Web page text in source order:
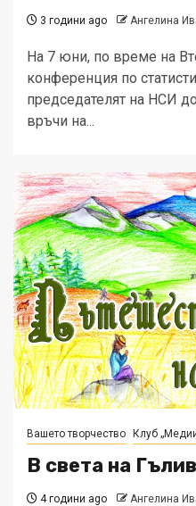
3 години ago Ангелина
На 7 юни, по време на
конференция по
председателят на НСИ
връчи на...
Вашето творчество Клуб
В света на
4 години ago Ангелина